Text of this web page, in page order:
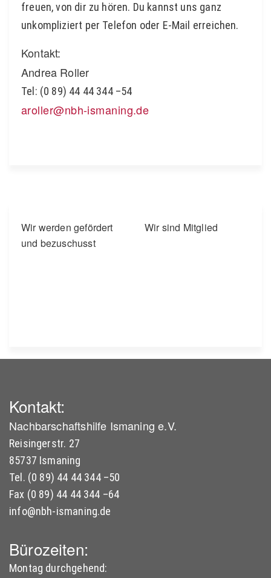
freuen, von dir zu hören. Du kannst uns ganz
unkompliziert per Telefon oder E-Mail erreichen.
Kontakt:
Andrea Roller
Tel: (0 89) 44 44 344 –54
aroller@nbh-ismaning.de
Wir werden gefördert
und bezuschusst
Wir sind Mitglied
Kontakt:
Nachbarschaftshilfe Ismaning e.V.
Reisingerstr. 27
85737 Ismaning
Tel. (0 89) 44 44 344 –50
Fax (0 89) 44 44 344 –64
info@nbh-ismaning.de
Bürozeiten:
Montag durchgehend: